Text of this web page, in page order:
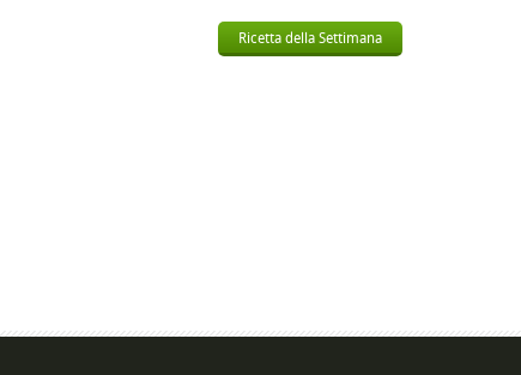
Ricetta della Settimana